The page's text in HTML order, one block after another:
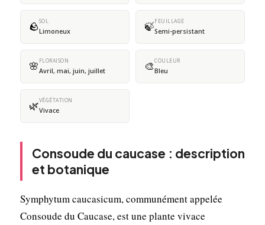
🪨SOL
Limoneux 🍃FEUILLAGE
Semi-persistant
🌸 FLORAISON
Avril, mai, juin, juillet 🎨COULEUR
Bleu
🌿VÉGÉTATION
Vivace
Consoude du caucase : description
et botanique
Symphytum caucasicum, communément appelée
Consoude du Caucase, est une plante vivace